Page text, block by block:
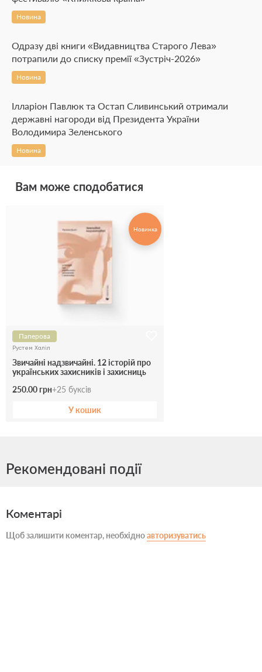
Новина
Одразу дві книги «Видавництва Старого Лева»
потрапили до списку премії «Зустріч-2026»
Новина
Ілларіон Павлюк та Остап Сливинський отримали
державні нагороди від Президента України
Володимира Зеленського
Новина
Вам може сподобатися
Новинка
Паперова
Рустем Халіл
Звичайні надзвичайні. 12 історій про
українських захисників і захисниць
250.00 грн+25 буксів
У кошик
Рекомендовані події
Коментарі
Щоб залишити коментар, необхідноавторизуватись